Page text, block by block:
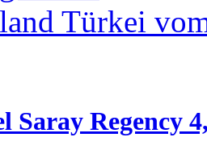
Regency